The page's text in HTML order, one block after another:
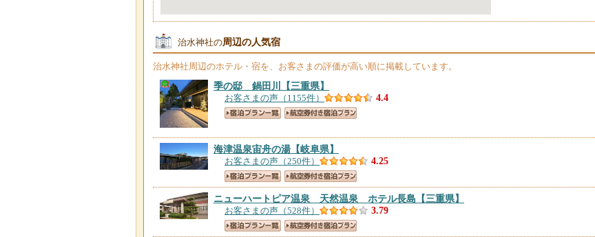
治水神社の周辺の人気宿
治水神社周辺のホテル・宿を、お客さまの評価が高い順に掲載しています。
季の邸 鍋田川 【三重県】
お客さまの声（1155件） 4.4
海津温泉宙舟の湯【岐阜県】
お客さまの声（250件） 4.25
ニューハートピア温泉 天然温泉 ホテル長島 【三重県】
お客さまの声（528件） 3.79